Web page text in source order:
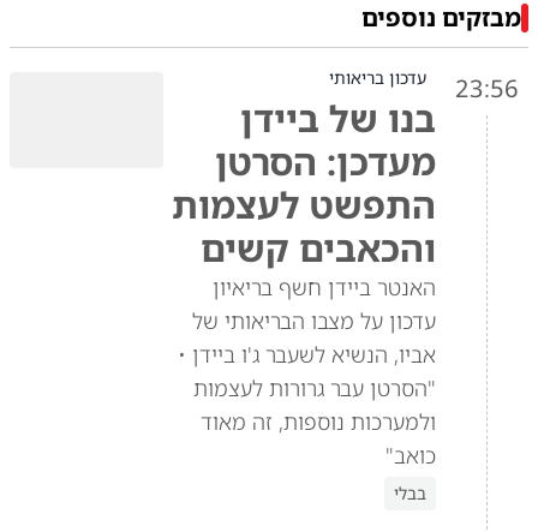
מבזקים נוספים
23:56 עדכון בריאותי
בנו של ביידן
מעדכן: הסרטן
התפשט לעצמות
והכאבים קשים
האנטר ביידן חשף בריאיון
עדכון על מצבו הבריאותי של
אביו, הנשיא לשעבר ג'ו ביידן •
"הסרטן עבר גרורות לעצמות
ולמערכות נוספות, זה מאוד
כואב"
בבלי